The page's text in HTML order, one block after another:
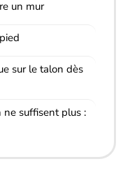
un mur
sur le talon dès
ne suffisent plus :